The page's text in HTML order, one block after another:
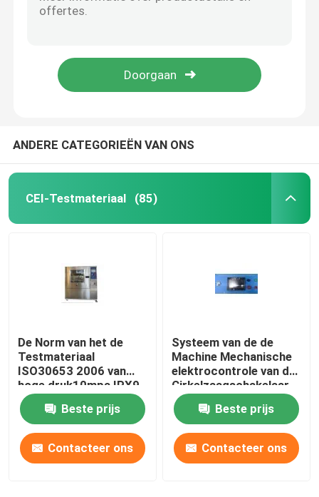
Lithiumbatterij het Testen Materiaal
De Sonde van de testvinger
EV batterij het Testen Materiaal
ANDERE CATEGORIEËN VAN ONS
CEI-Testmateriaal (85)
De Norm van het de
Testmateriaal
ISO30653 2006 van
hoge druk10mpa IPX9
CEI
Beste prijs
Contacteer ons
Systeem van de de
Machine Mechanische
elektrocontrole van de
Cirkelzaagschakelaar
het Testende
Beste prijs
Contacteer ons